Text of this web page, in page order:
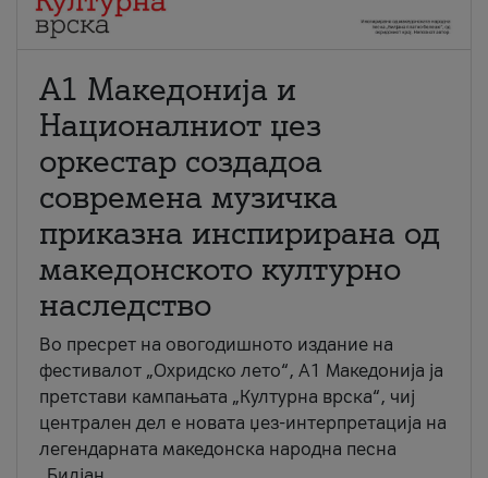
А1 Македонија и
Националниот џез
оркестар создадоа
современа музичка
приказна инспирирана од
македонското културно
наследство
Во пресрет на овогодишното издание на
фестивалот „Охридско лето“, А1 Македонија ја
претстави кампањата „Културна врска“, чиј
централен дел е новата џез-интерпретација на
легендарната македонска народна песна